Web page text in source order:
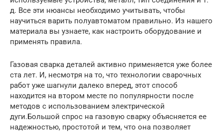
д. Все эти нюансы необходимо учитывать, чтобы
научиться варить полуавтоматом правильно. Из нашего
материала вы узнаете, как настроить оборудование и
применять правила.
Газовая сварка деталей активно применяется уже более
ста лет. И, несмотря на то, что технологии сварочных
работ уже шагнули далеко вперед, этот способ
находится на втором месте по популярности после
методов с использованием электрической
дуги.Большой спрос на газовую сварку объясняется ее
надежностью, простотой и тем, что она позволяет